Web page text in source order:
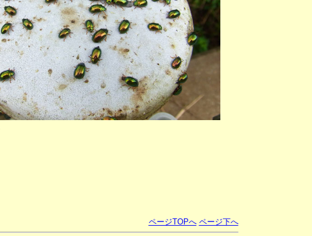
ページTOPへ ページ下へ